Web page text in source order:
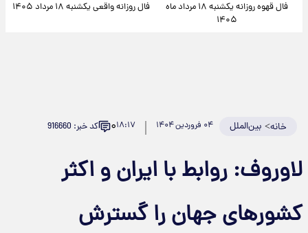
فال قهوه روزانه یکشنبه ۱۸ مرداد ماه
۱۴۰۵
فال روزانه واقعی یکشنبه ۱۸ مرداد ۱۴۰۵
خانه>بین‌الملل ۰۴ فروردین ۱۴۰۴ ۱۸:۱۷۰ کد خبر: 916660
روابط با ایران و اکثر
جهان را گسترش